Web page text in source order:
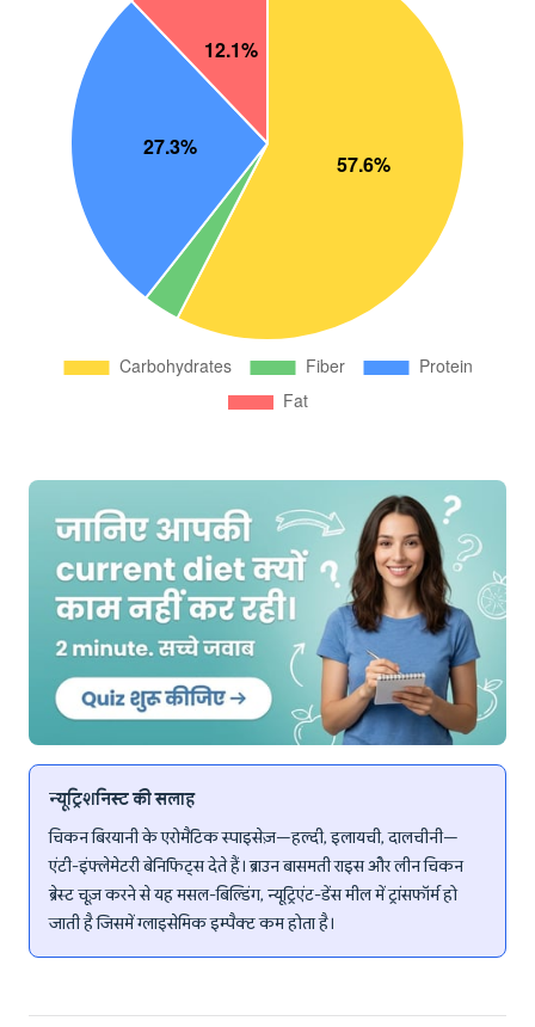
न्यूट्रिशनिस्ट की सलाह
चिकन बिरयानी के एरोमैटिक स्पाइसेज़—हल्दी, इलायची, दालचीनी—
एंटी-इंफ्लेमेटरी बेनिफिट्स देते हैं। ब्राउन बासमती राइस और लीन चिकन
ब्रेस्ट चूज़ करने से यह मसल-बिल्डिंग, न्यूट्रिएंट-डेंस मील में ट्रांसफॉर्म हो
जाती है जिसमें ग्लाइसेमिक इम्पैक्ट कम होता है।